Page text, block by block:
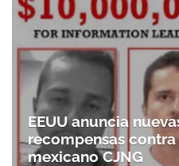
EEUU anuncia
recompensas
mexicano CJNG